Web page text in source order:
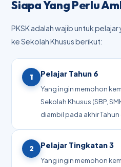
Siapa Yang Perlu
PKSK adalah wajib untuk
ke Sekolah Khusus berikut:
1 Pelajar Tahun 6
Yang ingin memohon
Sekolah Khusus (SBP,
diambil pada akhir Tahun
2 Pelajar Tingkatan 3
Yang ingin memohon